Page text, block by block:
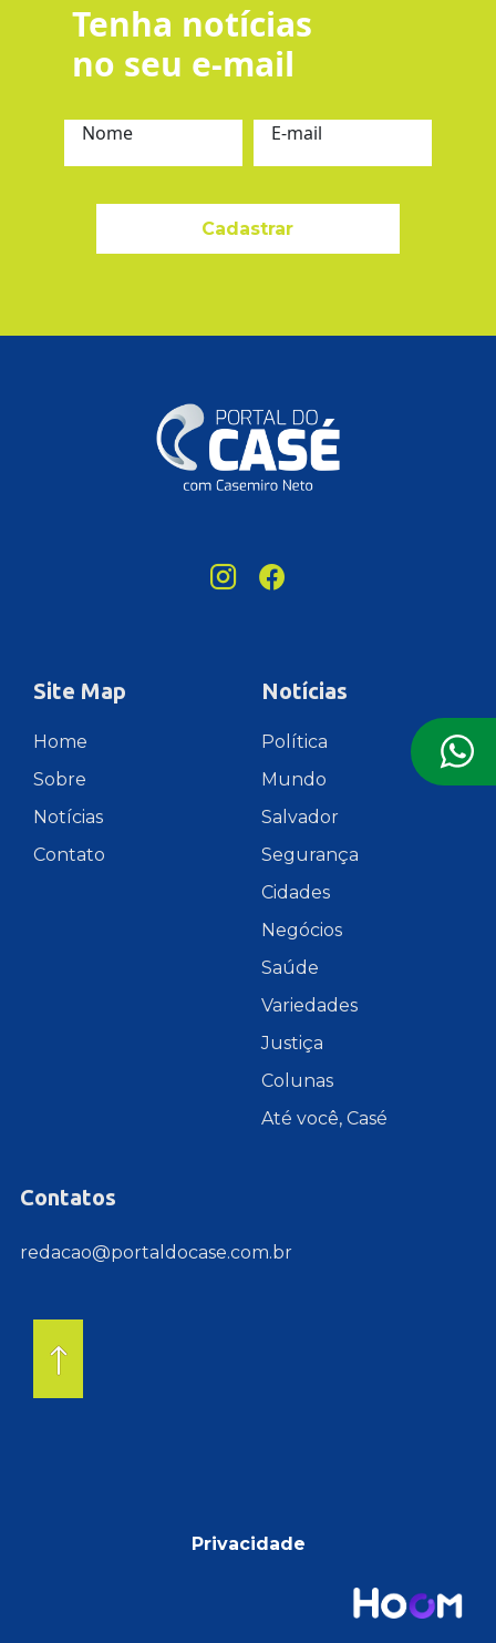
Tenha notícias
no seu e-mail
Nome E-mail
Cadastrar
Site Map
Home
Sobre
Notícias
Contato
Notícias
Política
Mundo
Salvador
Segurança
Cidades
Negócios
Saúde
Variedades
Justiça
Colunas
Até você, Casé
Contatos
redacao@portaldocase.com.br
Privacidade